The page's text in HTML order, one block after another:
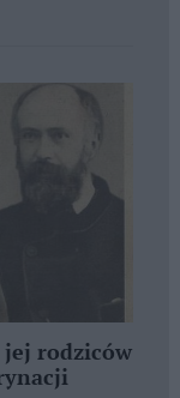
jej rodziców